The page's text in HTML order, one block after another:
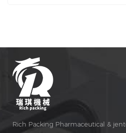
Rich Packing Pharmaceutical &